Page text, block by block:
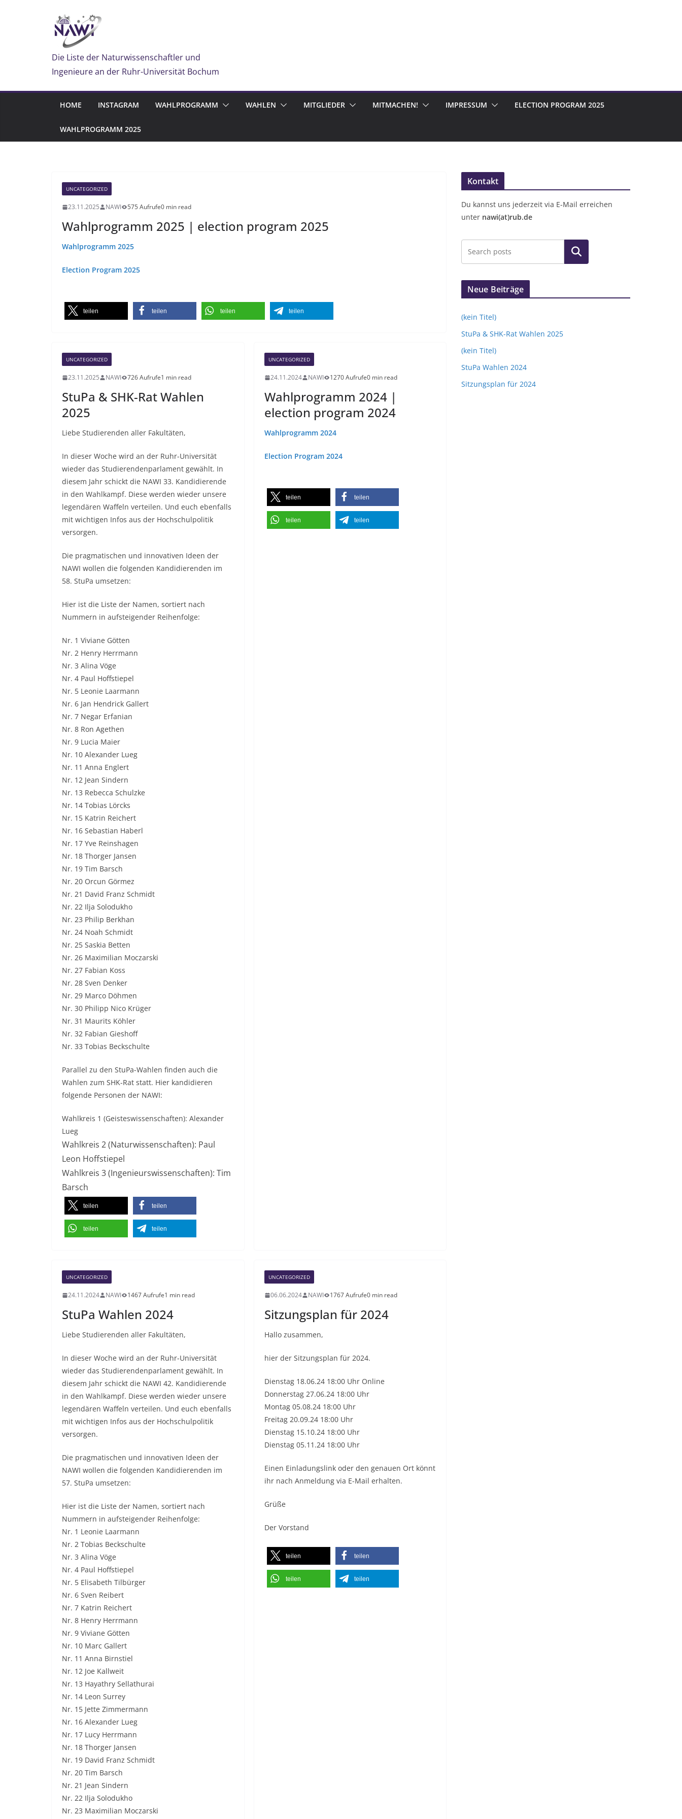
Die Liste der Naturwissenschaftler und
Ingenieure an der Ruhr-Universität Bochum
HOME INSTAGRAM WAHLPROGRAMM WAHLEN MITGLIEDER MITMACHEN! IMPRESSUM ELECTION PROGRAM 2025
WAHLPROGRAMM 2025
UNCATEGORIZED
23.11.2025 NAWI 575 Aufrufe0 min read
Wahlprogramm 2025 | election program 2025
Wahlprogramm 2025
Election Program 2025
teilen teilen teilen teilen
UNCATEGORIZED
23.11.2025 NAWI 726 Aufrufe1 min read
StuPa & SHK-Rat Wahlen
2025
Liebe Studierenden aller Fakultäten,
In dieser Woche wird an der Ruhr-Universität
wieder das Studierendenparlament gewählt. In
diesem Jahr schickt die NAWI 33. Kandidierende
in den Wahlkampf. Diese werden wieder unsere
legendären Waffeln verteilen. Und euch ebenfalls
mit wichtigen Infos aus der Hochschulpolitik
versorgen.
Die pragmatischen und innovativen Ideen der
NAWI wollen die folgenden Kandidierenden im
58. StuPa umsetzen:
Hier ist die Liste der Namen, sortiert nach
Nummern in aufsteigender Reihenfolge:
Nr. 1 Viviane Götten
Nr. 2 Henry Herrmann
Nr. 3 Alina Vöge
Nr. 4 Paul Hoffstiepel
Nr. 5 Leonie Laarmann
Nr. 6 Jan Hendrick Gallert
Nr. 7 Negar Erfanian
Nr. 8 Ron Agethen
Nr. 9 Lucia Maier
Nr. 10 Alexander Lueg
Nr. 11 Anna Englert
Nr. 12 Jean Sindern
Nr. 13 Rebecca Schulzke
Nr. 14 Tobias Lörcks
Nr. 15 Katrin Reichert
Nr. 16 Sebastian Haberl
Nr. 17 Yve Reinshagen
Nr. 18 Thorger Jansen
Nr. 19 Tim Barsch
Nr. 20 Orcun Görmez
Nr. 21 David Franz Schmidt
Nr. 22 Ilja Solodukho
Nr. 23 Philip Berkhan
Nr. 24 Noah Schmidt
Nr. 25 Saskia Betten
Nr. 26 Maximilian Moczarski
Nr. 27 Fabian Koss
Nr. 28 Sven Denker
Nr. 29 Marco Döhmen
Nr. 30 Philipp Nico Krüger
Nr. 31 Maurits Köhler
Nr. 32 Fabian Gieshoff
Nr. 33 Tobias Beckschulte
Parallel zu den StuPa-Wahlen finden auch die
Wahlen zum SHK-Rat statt. Hier kandidieren
folgende Personen der NAWI:
Wahlkreis 1 (Geisteswissenschaften): Alexander
Lueg
Wahlkreis 2 (Naturwissenschaften): Paul
Leon Hoffstiepel
Wahlkreis 3 (Ingenieurswissenschaften): Tim
Barsch
teilen teilen
teilen teilen
UNCATEGORIZED
24.11.2024 NAWI 1270 Aufrufe0 min read
Wahlprogramm 2024 |
election program 2024
Wahlprogramm 2024
Election Program 2024
teilen teilen
teilen teilen
UNCATEGORIZED
24.11.2024 NAWI 1467 Aufrufe1 min read
StuPa Wahlen 2024
Liebe Studierenden aller Fakultäten,
In dieser Woche wird an der Ruhr-Universität
wieder das Studierendenparlament gewählt. In
diesem Jahr schickt die NAWI 42. Kandidierende
in den Wahlkampf. Diese werden wieder unsere
legendären Waffeln verteilen. Und euch ebenfalls
mit wichtigen Infos aus der Hochschulpolitik
versorgen.
Die pragmatischen und innovativen Ideen der
NAWI wollen die folgenden Kandidierenden im
57. StuPa umsetzen:
Hier ist die Liste der Namen, sortiert nach
Nummern in aufsteigender Reihenfolge:
Nr. 1 Leonie Laarmann
Nr. 2 Tobias Beckschulte
Nr. 3 Alina Vöge
Nr. 4 Paul Hoffstiepel
Nr. 5 Elisabeth Tilbürger
Nr. 6 Sven Reibert
Nr. 7 Katrin Reichert
Nr. 8 Henry Herrmann
Nr. 9 Viviane Götten
Nr. 10 Marc Gallert
Nr. 11 Anna Birnstiel
Nr. 12 Joe Kallweit
Nr. 13 Hayathry Sellathurai
Nr. 14 Leon Surrey
Nr. 15 Jette Zimmermann
Nr. 16 Alexander Lueg
Nr. 17 Lucy Herrmann
Nr. 18 Thorger Jansen
Nr. 19 David Franz Schmidt
Nr. 20 Tim Barsch
Nr. 21 Jean Sindern
Nr. 22 Ilja Solodukho
Nr. 23 Maximilian Moczarski
UNCATEGORIZED
06.06.2024 NAWI 1767 Aufrufe0 min read
Sitzungsplan für 2024
Hallo zusammen,
hier der Sitzungsplan für 2024.
Dienstag 18.06.24 18:00 Uhr Online
Donnerstag 27.06.24 18:00 Uhr
Montag 05.08.24 18:00 Uhr
Freitag 20.09.24 18:00 Uhr
Dienstag 15.10.24 18:00 Uhr
Dienstag 05.11.24 18:00 Uhr
Einen Einladungslink oder den genauen Ort könnt
ihr nach Anmeldung via E-Mail erhalten.
Grüße
Der Vorstand
teilen teilen
teilen teilen
Kontakt
Du kannst uns jederzeit via E-Mail erreichen
unter nawi(at)rub.de
Suchen
Neue Beiträge
(kein Titel)
StuPa & SHK-Rat Wahlen 2025
(kein Titel)
StuPa Wahlen 2024
Sitzungsplan für 2024